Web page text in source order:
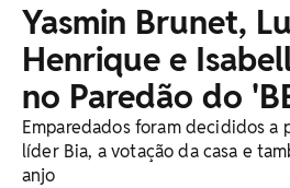
Yasmin Brunet,
Henrique e
no Paredão do
Emparedados foram decididos a
líder Bia, a votação da casa e
anjo